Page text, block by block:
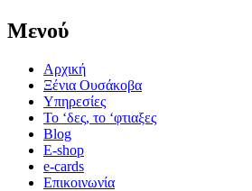
Μενού
Αρχική
Ξένια Ουσάκοβα
Υπηρεσίες
Το ‘δες, το ‘φτιαξες
Blog
E-shop
e-cards
Επικοινωνία